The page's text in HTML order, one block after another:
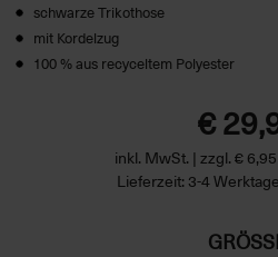
schwarze Trikothose
mit Kordelzug
100 % aus recyceltem Polyester
€
inkl. MwSt. | zzgl. €
Lieferzeit: 3-4